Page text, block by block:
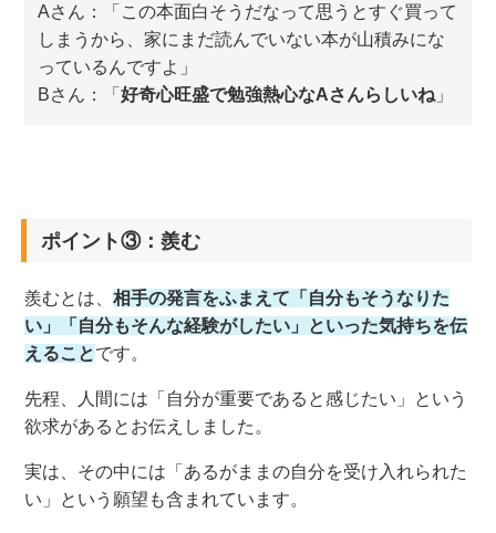
Aさん：「この本面白そうだなって思うとすぐ買って
しまうから、家にまだ読んでいない本が山積みにな
っているんですよ」
Bさん：「好奇心旺盛で勉強熱心なAさんらしいね 」
ポイント③：羨む
羨むとは、相手の発言をふまえて「自分もそうなりた
い」「自分もそんな経験がしたい」といった気持ちを伝
えることです。
先程、人間には「自分が重要であると感じたい」という
欲求があるとお伝えしました。
実は、その中には「あるがままの自分を受け入れられた
い」という願望も含まれています。